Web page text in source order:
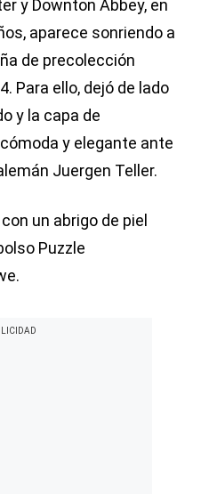
y Downton Abbey, en
aparece sonriendo a
de precolección
Para ello, dejó de lado
y la capa de
y elegante ante
Juergen Teller.
un abrigo de piel
Puzzle